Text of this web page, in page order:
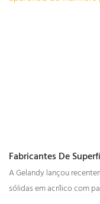
excelentes propriedades
Fabricantes De
Aparência De
A Gelandy lançou
sólidas em acrílico com